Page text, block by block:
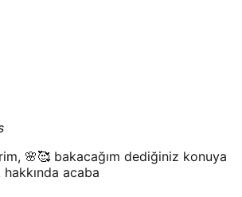
🌸🥰 bakacağım dediğiniz konuya
hakkında acaba